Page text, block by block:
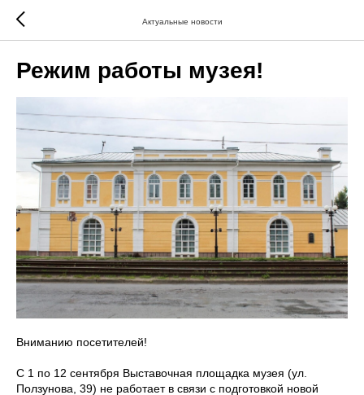
Актуальные новости
Режим работы музея!
Вниманию посетителей!
С 1 по 12 сентября Выставочная площадка музея (ул.
Ползунова, 39) не работает в связи с подготовкой новой